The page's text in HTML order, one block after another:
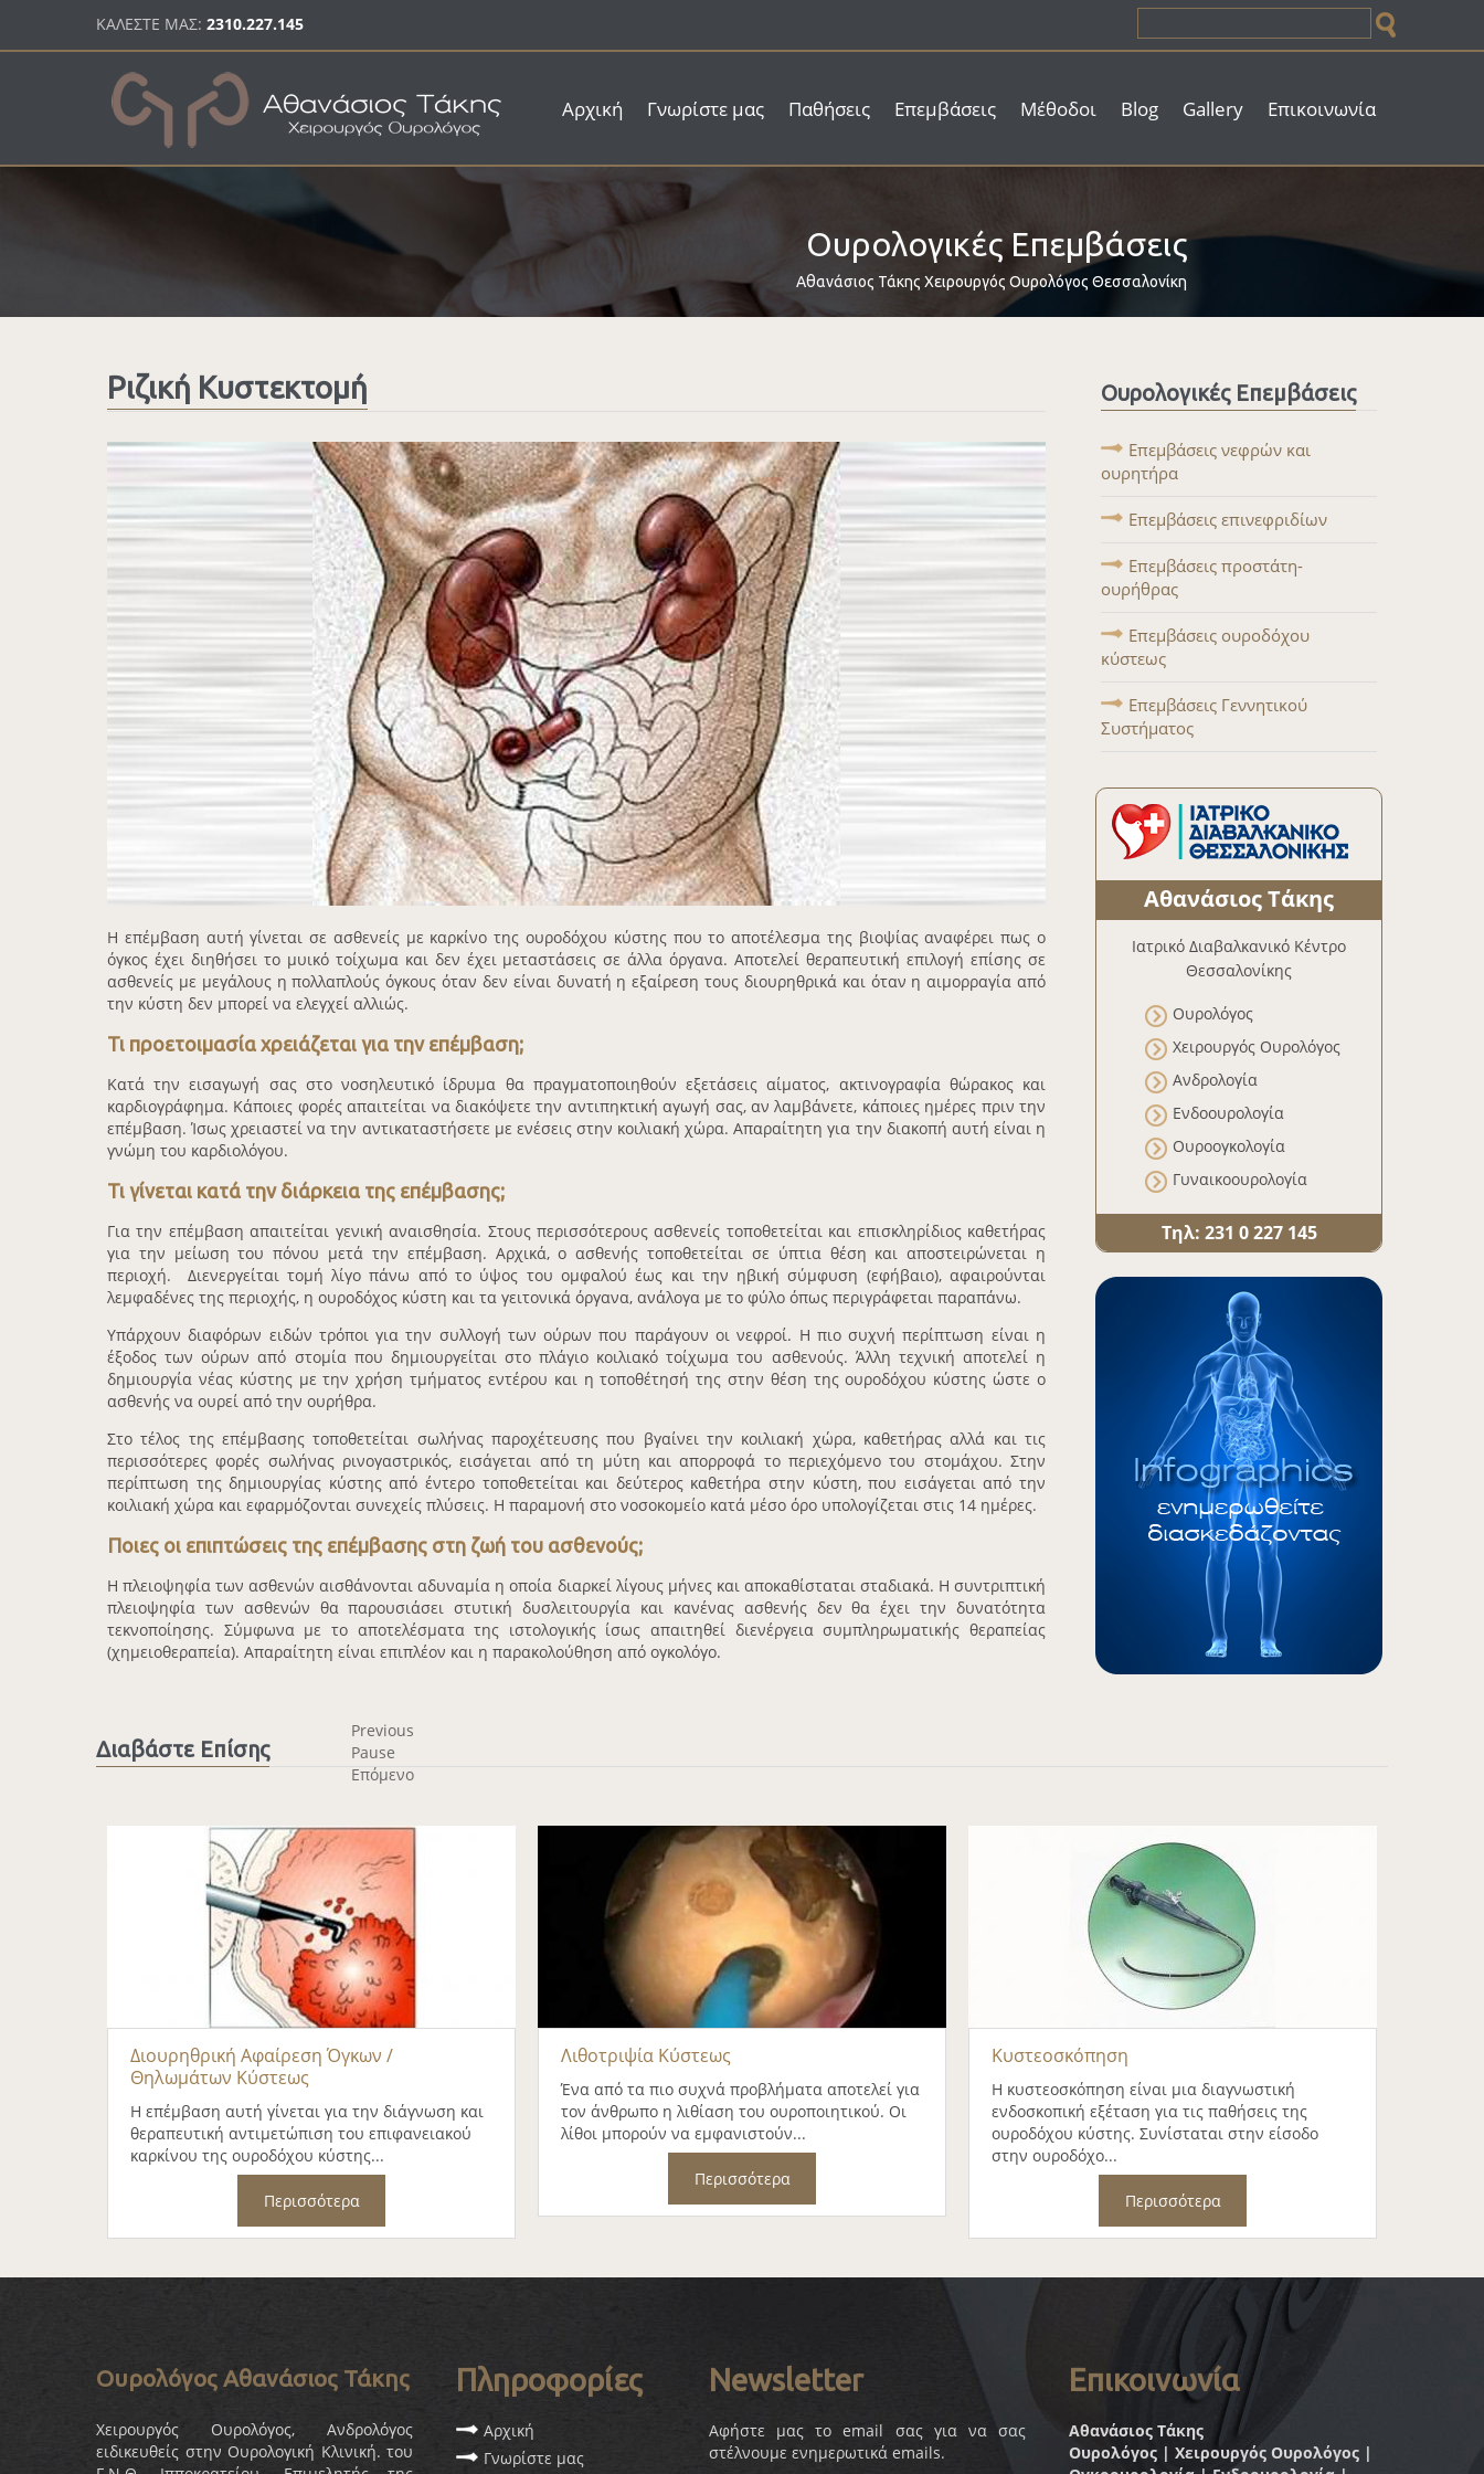
ΚΑΛΕΣΤΕ ΜΑΣ: 2310.227.145
Αρχική Γνωρίστε μας Παθήσεις Επεμβάσεις Μέθοδοι Blog Gallery Επικοινωνία
Ουρολογικές Επεμβάσεις
Αθανάσιος Τάκης Χειρουργός Ουρολόγος Θεσσαλονίκη
Ριζική Κυστεκτομή
Η επέμβαση αυτή γίνεται σε ασθενείς με καρκίνο της ουροδόχου κύστης που το αποτέλεσμα της βιοψίας αναφέρει πως ο
όγκος έχει διηθήσει το μυικό τοίχωμα και δεν έχει μεταστάσεις σε άλλα όργανα. Αποτελεί θεραπευτική επιλογή επίσης σε
ασθενείς με μεγάλους η πολλαπλούς όγκους όταν δεν είναι δυνατή η εξαίρεση τους διουρηθρικά και όταν η αιμορραγία από
την κύστη δεν μπορεί να ελεγχεί αλλιώς.
Τι προετοιμασία χρειάζεται για την επέμβαση;
Κατά την εισαγωγή σας στο νοσηλευτικό ίδρυμα θα πραγματοποιηθούν εξετάσεις αίματος, ακτινογραφία θώρακος και
καρδιογράφημα. Κάποιες φορές απαιτείται να διακόψετε την αντιπηκτική αγωγή σας, αν λαμβάνετε, κάποιες ημέρες πριν την
επέμβαση. Ίσως χρειαστεί να την αντικαταστήσετε με ενέσεις στην κοιλιακή χώρα. Απαραίτητη για την διακοπή αυτή είναι η
γνώμη του καρδιολόγου.
Τι γίνεται κατά την διάρκεια της επέμβασης;
Για την επέμβαση απαιτείται γενική αναισθησία. Στους περισσότερους ασθενείς τοποθετείται και επισκληρίδιος καθετήρας
για την μείωση του πόνου μετά την επέμβαση. Αρχικά, ο ασθενής τοποθετείται σε ύπτια θέση και αποστειρώνεται η
περιοχή. Διενεργείται τομή λίγο πάνω από το ύψος του ομφαλού έως και την ηβική σύμφυση (εφήβαιο), αφαιρούνται
λεμφαδένες της περιοχής, η ουροδόχος κύστη και τα γειτονικά όργανα, ανάλογα με το φύλο όπως περιγράφεται παραπάνω.
Υπάρχουν διαφόρων ειδών τρόποι για την συλλογή των ούρων που παράγουν οι νεφροί. Η πιο συχνή περίπτωση είναι η
έξοδος των ούρων από στομία που δημιουργείται στο πλάγιο κοιλιακό τοίχωμα του ασθενούς. Άλλη τεχνική αποτελεί η
δημιουργία νέας κύστης με την χρήση τμήματος εντέρου και η τοποθέτησή της στην θέση της ουροδόχου κύστης ώστε ο
ασθενής να ουρεί από την ουρήθρα.
Στο τέλος της επέμβασης τοποθετείται σωλήνας παροχέτευσης που βγαίνει την κοιλιακή χώρα, καθετήρας αλλά και τις
περισσότερες φορές σωλήνας ρινογαστρικός, εισάγεται από τη μύτη και απορροφά το περιεχόμενο του στομάχου. Στην
περίπτωση της δημιουργίας κύστης από έντερο τοποθετείται και δεύτερος καθετήρα στην κύστη, που εισάγεται από την
κοιλιακή χώρα και εφαρμόζονται συνεχείς πλύσεις. Η παραμονή στο νοσοκομείο κατά μέσο όρο υπολογίζεται στις 14 ημέρες.
Ποιες οι επιπτώσεις της επέμβασης στη ζωή του ασθενούς;
Η πλειοψηφία των ασθενών αισθάνονται αδυναμία η οποία διαρκεί λίγους μήνες και αποκαθίσταται σταδιακά. Η συντριπτική
πλειοψηφία των ασθενών θα παρουσιάσει στυτική δυσλειτουργία και κανένας ασθενής δεν θα έχει την δυνατότητα
τεκνοποίησης. Σύμφωνα με το αποτελέσματα της ιστολογικής ίσως απαιτηθεί διενέργεια συμπληρωματικής θεραπείας
(χημειοθεραπεία). Απαραίτητη είναι επιπλέον και η παρακολούθηση από ογκολόγο.
Ουρολογικές Επεμβάσεις
Επεμβάσεις νεφρών και
ουρητήρα
Επεμβάσεις επινεφριδίων
Επεμβάσεις προστάτη-
ουρήθρας
Επεμβάσεις ουροδόχου
κύστεως
Επεμβάσεις Γεννητικού
Συστήματος
Αθανάσιος Τάκης
Ιατρικό Διαβαλκανικό Κέντρο
Θεσσαλονίκης
Ουρολόγος
Χειρουργός Ουρολόγος
Ανδρολογία
Ενδοουρολογία
Ουροογκολογία
Γυναικοουρολογία
Τηλ: 231 0 227 145
Διαβάστε Επίσης
Previous
Pause
Επόμενο
Διουρηθρική Αφαίρεση Όγκων /
Θηλωμάτων Κύστεως
Η επέμβαση αυτή γίνεται για την διάγνωση και
θεραπευτική αντιμετώπιση του επιφανειακού
καρκίνου της ουροδόχου κύστης...
Περισσότερα
Λιθοτριψία Κύστεως
Ένα από τα πιο συχνά προβλήματα αποτελεί για
τον άνθρωπο η λιθίαση του ουροποιητικού. Οι
λίθοι μπορούν να εμφανιστούν...
Περισσότερα
Κυστεοσκόπηση
Η κυστεοσκόπηση είναι μια διαγνωστική
ενδοσκοπική εξέταση για τις παθήσεις της
ουροδόχου κύστης. Συνίσταται στην είσοδο
στην ουροδόχο...
Περισσότερα
Ουρολόγος Αθανάσιος Τάκης
Χειρουργός Ουρολόγος, Ανδρολόγος
ειδικευθείς στην Ουρολογική Κλινική. του
Πληροφορίες
Αρχική
Γνωρίστε μας
Newsletter
Αφήστε μας το email σας για να σας
στέλνουμε ενημερωτικά emails.
Επικοινωνία
Αθανάσιος Τάκης
Ουρολόγος | Χειρουργός Ουρολόγος |